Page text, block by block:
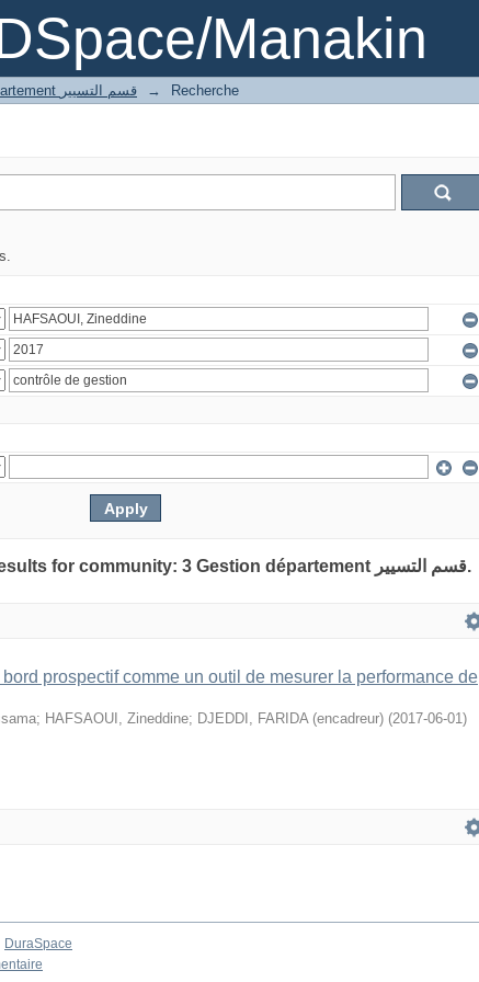
Manakin
3 Gestion département قسم التسيير → Recherche
Showing 1 out of a total of 1 results for community: 3 Gestion département قسم التسيير.
bord prospectif comme un outil de mesurer la performance de
; HAFSAOUI, Zineddine; DJEDDI, FARIDA (encadreur) (2017-06-01)
DuraSpace